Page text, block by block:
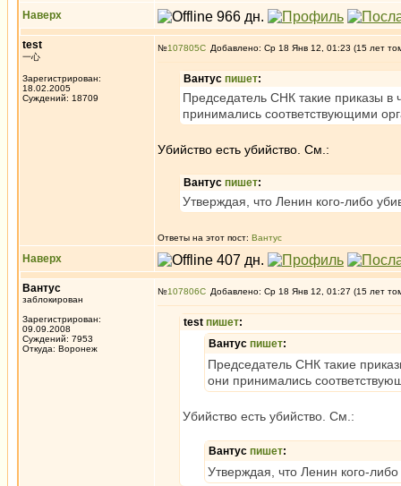
Наверх
test
一心
Зарегистрирован:
18.02.2005
Суждений: 18709
№107805 Добавлено: Ср 18 Янв 12, 01:23 (15 лет
Вантус пишет:
Председатель СНК такие приказы в
принимались соответствующими
Убийство есть убийство. См.:
Вантус пишет:
Утверждая, что Ленин кого-либо
Ответы на этот пост: Вантус
Наверх
Вантус
заблокирован
Зарегистрирован:
09.09.2008
Суждений: 7953
Откуда: Воронеж
№107806 Добавлено: Ср 18 Янв 12, 01:27 (15 лет
test пишет:
Вантус пишет:
Председатель СНК такие
они принимались
Убийство есть убийство. См.:
Вантус пишет:
Утверждая, что Ленин кого-